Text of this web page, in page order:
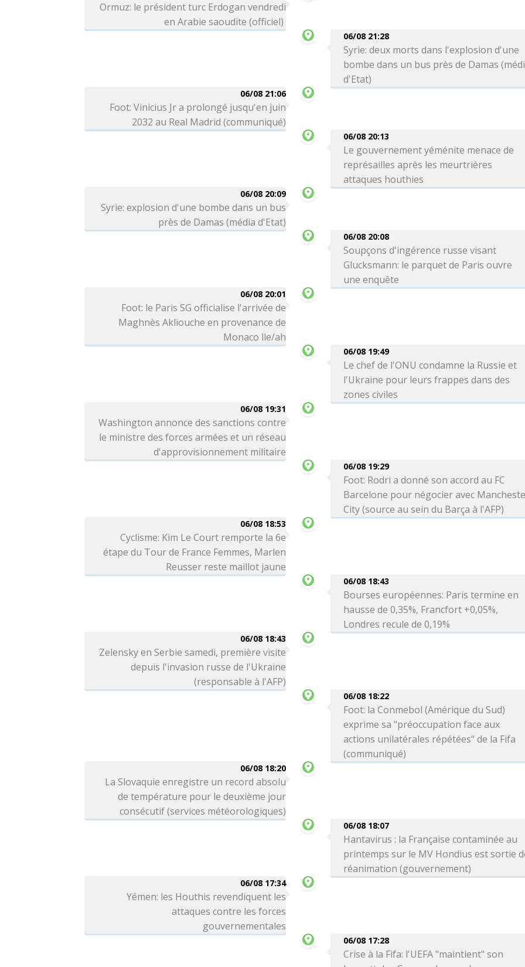
Ormuz: le président turc Erdogan vendredi
en Arabie saoudite (officiel)
06/08 21:28
Syrie: deux morts dans l'explosion d'une
bombe dans un bus près de Damas
d'Etat)
06/08 21:06
Foot: Vinicius Jr a prolongé jusqu'en juin
2032 au Real Madrid (communiqué)
06/08 20:13
Le gouvernement yéménite menace de
représailles après les meurtrières
attaques houthies
06/08 20:09
Syrie: explosion d'une bombe dans un bus
près de Damas (média d'Etat)
06/08 20:08
Soupçons d'ingérence russe visant
Glucksmann: le parquet de Paris ouvre
une enquête
06/08 20:01
Foot: le Paris SG officialise l'arrivée de
Maghnès Akliouche en provenance de
Monaco lle/ah
06/08 19:49
Le chef de l'ONU condamne la Russie et
l'Ukraine pour leurs frappes dans des
zones civiles
06/08 19:31
Washington annonce des sanctions contre
le ministre des forces armées et un réseau
d'approvisionnement militaire
06/08 19:29
Foot: Rodri a donné son accord au FC
Barcelone pour négocier avec
City (source au sein du Barça à l'AFP)
06/08 18:53
Cyclisme: Kim Le Court remporte la 6e
étape du Tour de France Femmes, Marlen
Reusser reste maillot jaune
06/08 18:43
Bourses européennes: Paris termine en
hausse de 0,35%, Francfort +0,05%,
Londres recule de 0,19%
06/08 18:43
Zelensky en Serbie samedi, première visite
depuis l'invasion russe de l'Ukraine
(responsable à l'AFP)
06/08 18:22
Foot: la Conmebol (Amérique du Sud)
exprime sa "préoccupation face aux
actions unilatérales répétées" de la Fifa
(communiqué)
06/08 18:20
La Slovaquie enregistre un record absolu
de température pour le deuxième jour
consécutif (services météorologiques)
06/08 18:07
Hantavirus : la Française contaminée au
printemps sur le MV Hondius est sortie
réanimation (gouvernement)
06/08 17:34
Yémen: les Houthis revendiquent les
attaques contre les forces
gouvernementales
06/08 17:28
Crise à la Fifa: l'UEFA "maintient" son